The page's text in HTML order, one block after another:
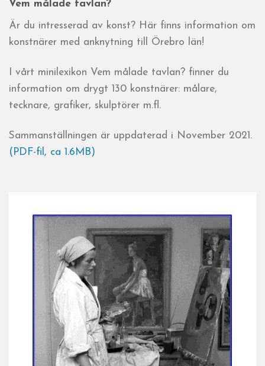
Vem målade tavlan?
Är du intresserad av konst? Här finns information om
konstnärer med anknytning till Örebro län!
I vårt minilexikon Vem målade tavlan? finner du
information om drygt 130 konstnärer: målare,
tecknare, grafiker, skulptörer m.fl.
Sammanställningen är uppdaterad i November 2021.
(PDF-fil, ca 1.6MB)